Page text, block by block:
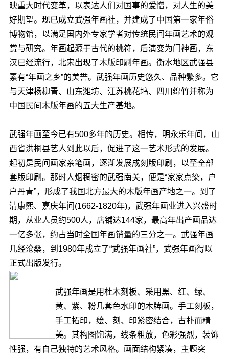
映重大时代变革，以表达人们对国事的爱憎，对人生的美
好期望。现已成立武强年画社，并建成了中国第一家年俗
博物馆，以满足国内外专家学者对传统民间年画艺术的观
赏与研究。年画起源于古代的桃符，后演变为门神画，东
汉已经流行，北宋出现了木版印刷年画。衡水地区武强县
素有“年画之乡”的美誉。武强年画历史悠久、品种繁多。它
与天津杨柳青、山东潍坊、江苏桃花坞、四川绵竹并称为
中国民间木版年画的五大生产基地。
武强年画至今已有500多年的历史。相传，明永乐年间，山
西省洪桐县艺人到此以后，促进了这一艺术形式的发展。
起初是民间画家亲笔画，逐渐发展成刻版印刷，以至全部
套版印刷。那时人烟稠密的武强南关，便是“家家点染，户
户丹青”，形成了我国北方最大的木版年画产地之一。到了
清康熙、嘉庆年间(1662-1820年)，武强年画业进入兴盛时
期，从业人员约500人，店铺达144家，最高年出产画品达
一亿多张，约占当时全国年画销量的三分之一。武强年画
几经沧桑，到1980年成立了“武强年画社”，武强年画得以
正式出版发行。
武强年画是用杜木刻板、采用黑、红、绿、
黄、紫、粉几套色水印的木牌画。手工刻板，
手工拓印，绘、刻、印紧密结合，古朴而精
美。其构图饱满，线条粗放，色彩强烈，装饰
性强，有自己独特的艺术风格。画面结构紧凑，主题突